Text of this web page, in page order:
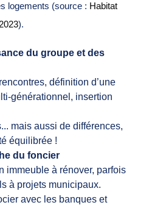
logements (source : Habitat
).
du groupe et des
définition d’une
générationnel, insertion
mais aussi de différences,
équilibrée !
du foncier
immeuble à rénover, parfois
à projets municipaux.
avec les banques et